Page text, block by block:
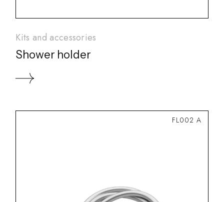
Kits and accessories
Shower holder
FL002 A